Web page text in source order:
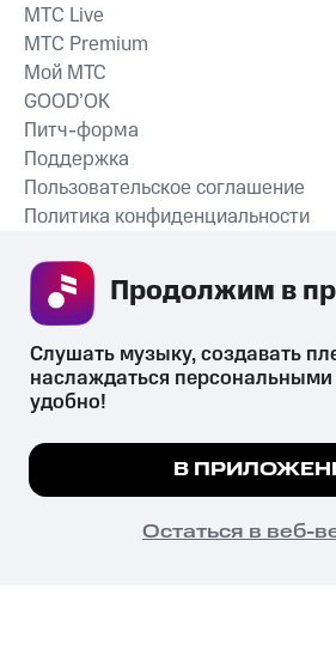
СКАЧАТЬ
MTС Live
MTС Premium
Мой МТС
GOOD’OK
Питч-форма
Поддержка
Пользовательское соглашение
Политика конфиденциальности
психотропных веществ, их аналогов
их незаконный оборот запрещён и
законодательством ответственность.
© 2026 ООО «КИОН».
Все права защищены
Мы используем куки, чтобы на
Подробнее
ПОНЯТНО
Слушать музыку, создавать
наслаждаться
удобно!
В
Остаться в веб-